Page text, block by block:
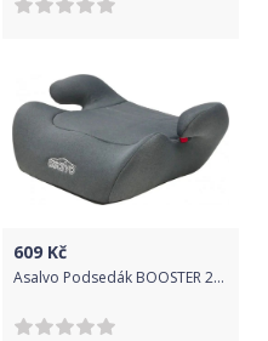
609 Kč
Asalvo Podsedák BOOSTER 2022 grey